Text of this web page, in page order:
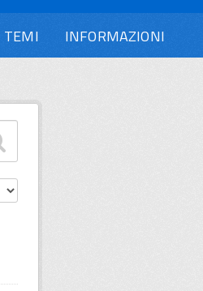
TEMI INFORMAZIONI